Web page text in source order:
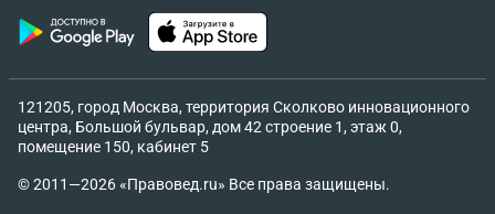
121205, город Москва, территория Сколково инновационного
центра, Большой бульвар, дом 42 строение 1, этаж 0,
помещение 150, кабинет 5
© 2011—2026 «Правовед.ru» Все права защищены.